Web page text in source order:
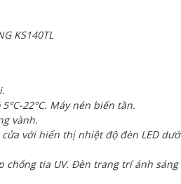
KS140TL
22°C. Máy nén biến tần.
vành.
với hiển thị nhiệt độ đèn LED
chống tia UV. Đèn trang trí ánh